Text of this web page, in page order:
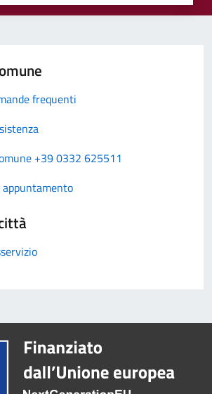
frequenti
+39 0332 625511